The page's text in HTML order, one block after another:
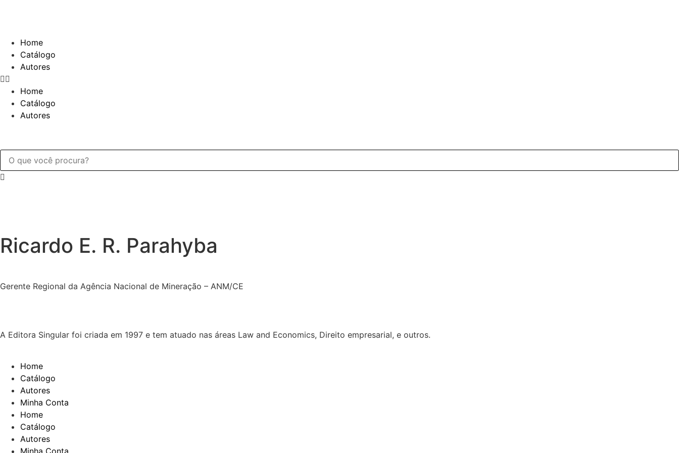
Home
Catálogo
Autores
Home
Catálogo
Autores
Ricardo E. R. Parahyba
Gerente Regional da Agência Nacional de Mineração – ANM/CE
A Editora Singular foi criada em 1997 e tem atuado nas áreas Law and Economics, Direito empresarial, e outros.
Home
Catálogo
Autores
Minha Conta
Home
Catálogo
Autores